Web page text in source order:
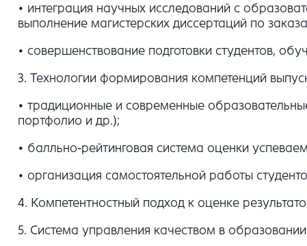
• интеграция научных исследований с
выполнение магистерских диссертаций по
• совершенствование подготовки студентов,
3. Технологии формирования компетенций
• традиционные и современные
портфолио и др.);
• балльно-рейтинговая система оценки
• организация самостоятельной работы
4. Компетентностный подход к оценке
5. Система управления качеством в